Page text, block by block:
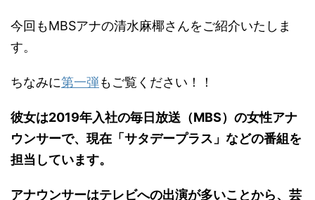
今回もMBSアナの清水麻椰さんをご紹介いたしま
す。
ちなみに第一弾もご覧ください！！
彼女は2019年入社の毎日放送（MBS）の女性アナ
ウンサーで、現在「サタデープラス」などの番組を
担当しています。
アナウンサーはテレビへの出演が多いことから、芸